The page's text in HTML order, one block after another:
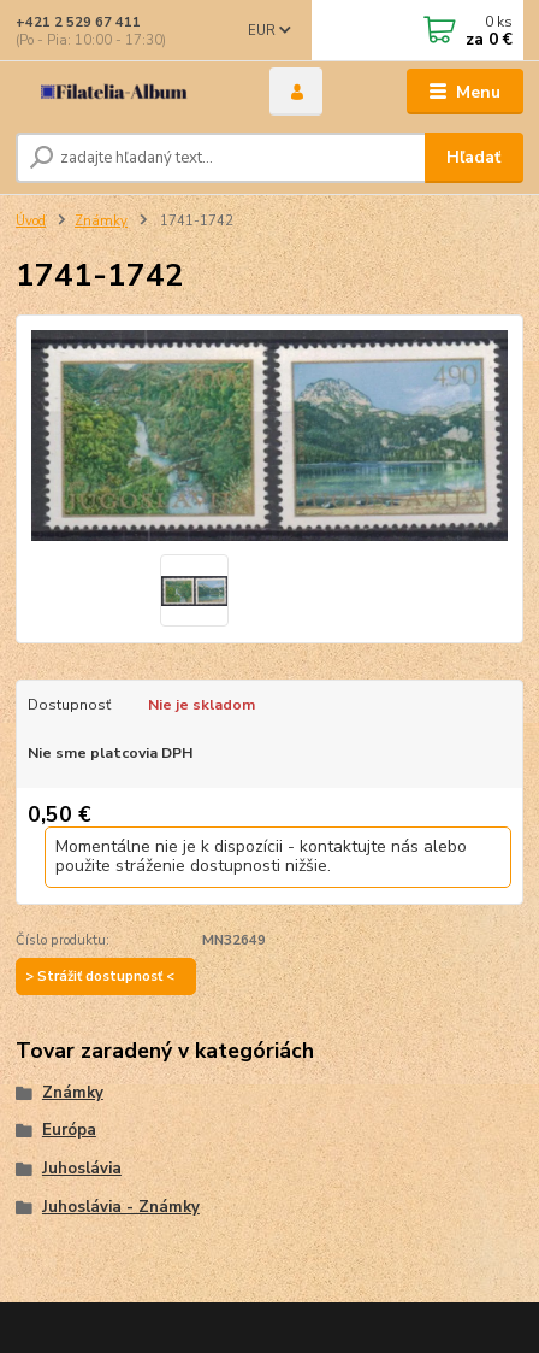
Menu
EUR
Hľadať
+421 2 529 67 411
(Po - Pia: 10:00 - 17:30)
0 ks
za 0 €
Úvod Známky 1741-1742
1741-1742
Dostupnosť Nie je skladom
Nie sme platcovia DPH
0,50 €
Momentálne nie je k dispozícii - kontaktujte nás alebo
použite stráženie dostupnosti nižšie.
Číslo produktu:
MN32649
> Strážiť dostupnosť <
Tovar zaradený v kategóriách
Známky
Európa
Juhoslávia
Juhoslávia - Známky